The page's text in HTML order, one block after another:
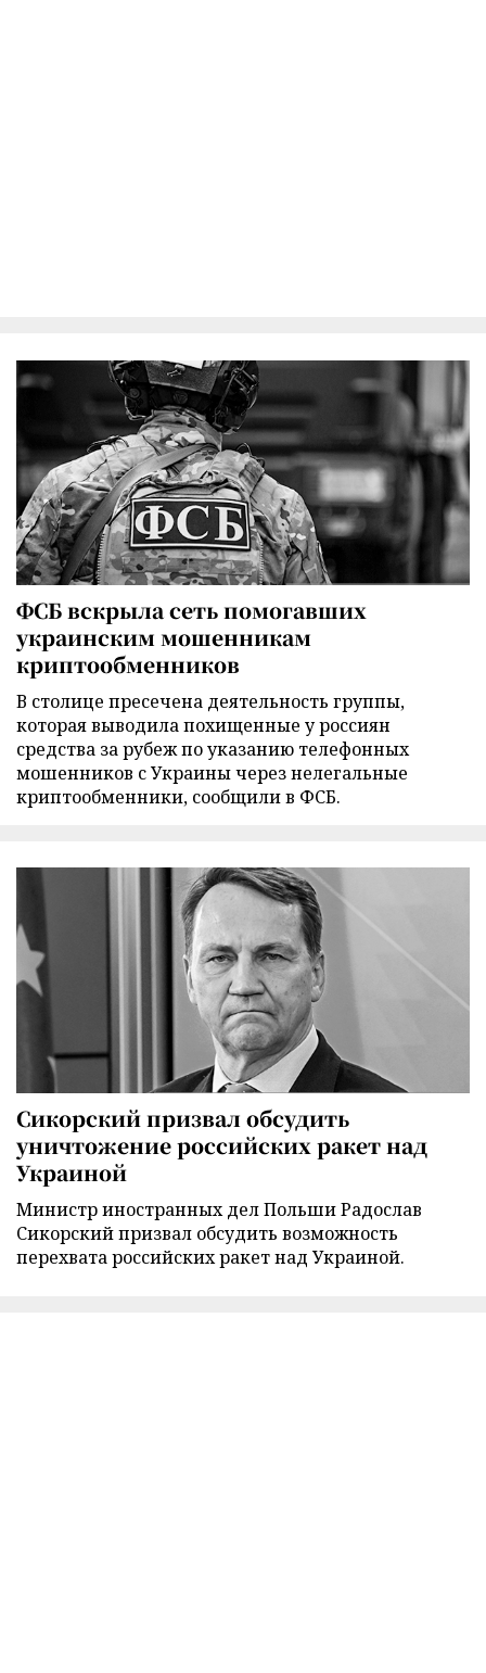
ФСБ вскрыла сеть помогавших
украинским мошенникам
криптообменников
В столице пресечена деятельность группы,
которая выводила похищенные у россиян
средства за рубеж по указанию телефонных
мошенников с Украины через нелегальные
криптообменники, сообщили в ФСБ.
Сикорский призвал обсудить
уничтожение российских ракет над
Украиной
Министр иностранных дел Польши Радослав
Сикорский призвал обсудить возможность
перехвата российских ракет над Украиной.